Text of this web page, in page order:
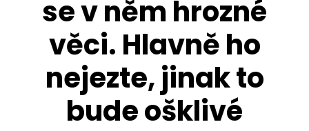
se v něm hrozné
věci. Hlavně ho
nejezte, jinak to
bude ošklivé